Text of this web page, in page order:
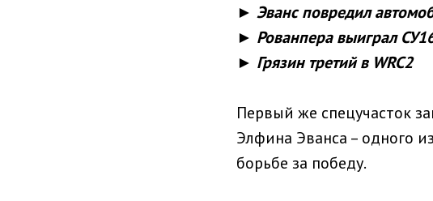
► Эванс повредил
► Рованпера выиграл
► Грязин третий в WRC2
Первый же спецучасток
Элфина Эванса – одного
борьбе за победу.